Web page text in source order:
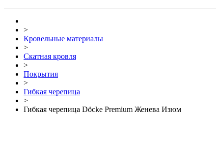
>
Кровельные материалы
>
Скатная кровля
>
Покрытия
>
Гибкая черепица
>
Гибкая черепица Döcke Premium Женева Изюм